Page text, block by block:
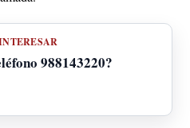
988143220?